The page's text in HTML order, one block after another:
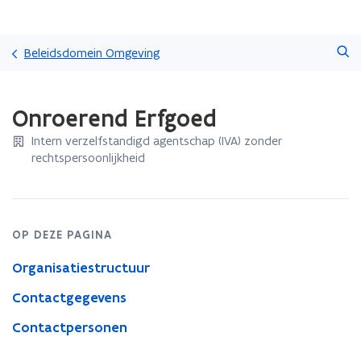
gaan
Beleidsdomein Omgeving
met
laden.
bevindt
Erfgoed
Onroerend Erfgoed
Intern verzelfstandigd agentschap (IVA) zonder
rechtspersoonlijkheid
OP DEZE PAGINA
Organisatiestructuur
Contactgegevens
Contactpersonen